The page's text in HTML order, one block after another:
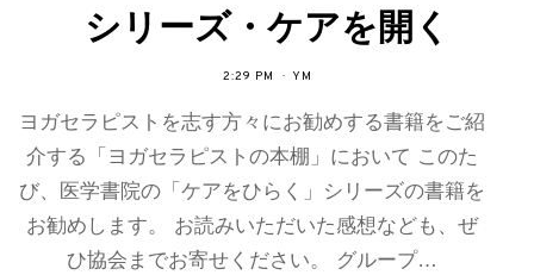
シリーズ・ケアを開く
2:29 PM YM
ヨガセラピストを志す方々にお勧めする書籍をご紹
介する「ヨガセラピストの本棚」において このた
び、医学書院の「ケアをひらく」シリーズの書籍を
お勧めします。 お読みいただいた感想なども、ぜ
ひ協会までお寄せください。 グループ…